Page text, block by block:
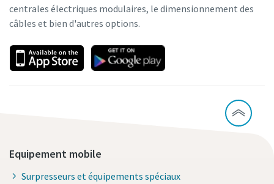
centrales électriques modulaires, le dimensionnement des
câbles et bien d'autres options.
Equipement mobile
Surpresseurs et équipements spéciaux